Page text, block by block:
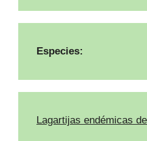
Especies:
Lagartijas endémicas